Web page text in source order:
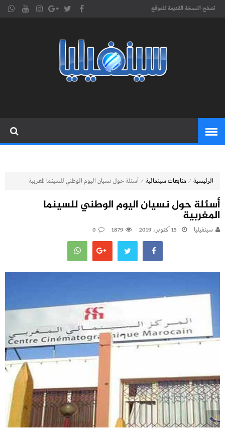
تصفح النسخة القديمة للموقع
الرئيسية ⁄ متابعات سينمائية ⁄ أسئلة حول نسيان اليوم الوطني للسينما المغربية
أسئلة حول نسيان اليوم الوطني للسينما
المغربية
سينفيليا 15 أكتوبر، 2019 1879
0